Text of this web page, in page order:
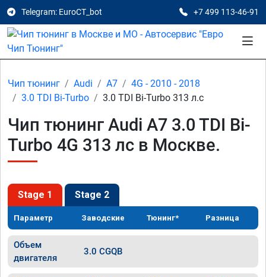
Telegram: EuroCT_bot +7 499 113-46-91
Чип тюнинг Audi A7
4G - 2010 - 2018
3.0 TDI Bi-Turbo
3.0 TDI Bi-Turbo 313 л.с
Чип тюнинг Audi A7 3.0 TDI Bi-
Turbo 4G 313 лс в Москве.
Stage 1 Stage 2
Параметр Заводские Тюнинг* Разница
Объем
двигателя
3.0 CGQB